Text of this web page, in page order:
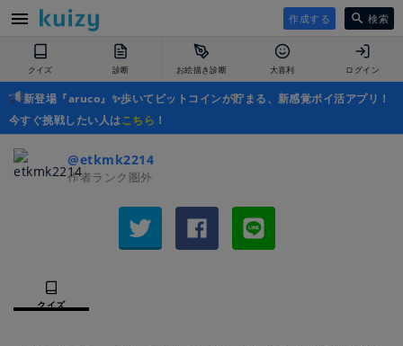
作成する 検索
クイズ 診断 お絵描き診断 大喜利 ログイン
新登場『aruco』✨歩いてビットコインが貯まる、新感覚ポイ活アプリ！
今すぐ挑戦したい人はこちら ！
@etkmk2214
作者ランク圏外
クイズ